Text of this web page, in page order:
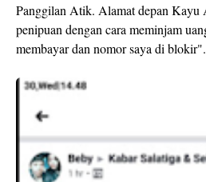
Panggilan Atik. Alamat depan Kayu
penipuan dengan cara meminjam
membayar dan nomor saya di blokir".